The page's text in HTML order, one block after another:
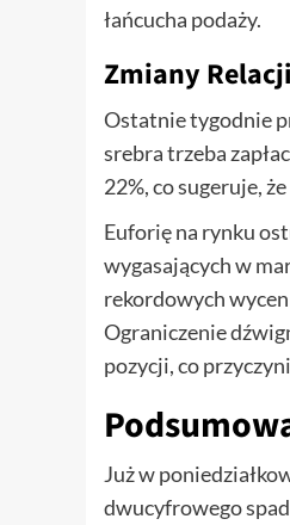
łańcucha podaży.
Zmiany
Ostatnie tygodnie
srebra trzeba
22%, co sugeruje,
Euforię na rynku
wygasających w
rekordowych
Ograniczenie
pozycji, co
Już w
dwucyfrowego